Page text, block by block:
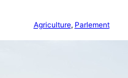
Agriculture, Parlement